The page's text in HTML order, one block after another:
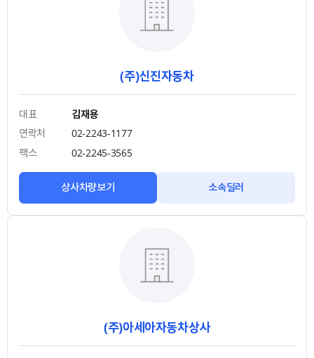
(주)신진자동차
대표
김재용
연락처
02-2243-1177
팩스
02-2245-3565
상사차량보기 소속딜러
(주)아세아자동차상사